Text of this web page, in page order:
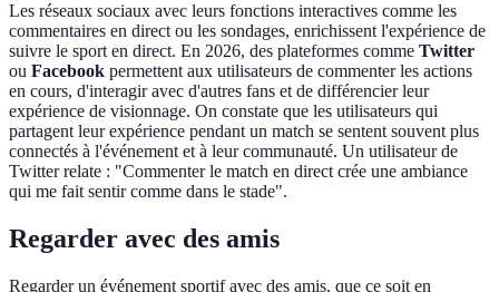
Les réseaux sociaux avec leurs fonctions interactives comme les
commentaires en direct ou les sondages, enrichissent l'expérience de
suivre le sport en direct. En 2026, des plateformes comme Twitter
ou Facebook permettent aux utilisateurs de commenter les actions
en cours, d'interagir avec d'autres fans et de différencier leur
expérience de visionnage. On constate que les utilisateurs qui
partagent leur expérience pendant un match se sentent souvent plus
connectés à l'événement et à leur communauté. Un utilisateur de
Twitter relate : "Commenter le match en direct crée une ambiance
qui me fait sentir comme dans le stade".
Regarder avec des amis
Regarder un événement sportif avec des amis, que ce soit en